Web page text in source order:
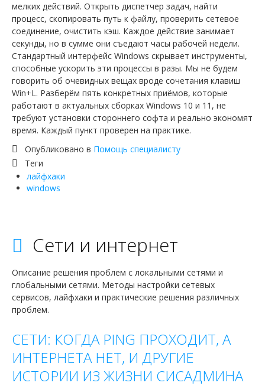
мелких действий. Открыть диспетчер задач, найти
процесс, скопировать путь к файлу, проверить сетевое
соединение, очистить кэш. Каждое действие занимает
секунды, но в сумме они съедают часы рабочей недели.
Стандартный интерфейс Windows скрывает инструменты,
способные ускорить эти процессы в разы. Мы не будем
говорить об очевидных вещах вроде сочетания клавиш
Win+L. Разберём пять конкретных приёмов, которые
работают в актуальных сборках Windows 10 и 11, не
требуют установки стороннего софта и реально экономят
время. Каждый пункт проверен на практике.
Опубликовано в Помощь специалисту
Теги
лайфхаки
windows
Сети и интернет
Описание решения проблем с локальными сетями и
глобальными сетями. Методы настройки сетевых
сервисов, лайфхаки и практические решения различных
проблем.
СЕТИ: КОГДА PING ПРОХОДИТ, А
ИНТЕРНЕТА НЕТ, И ДРУГИЕ
ИСТОРИИ ИЗ ЖИЗНИ СИСАДМИНА